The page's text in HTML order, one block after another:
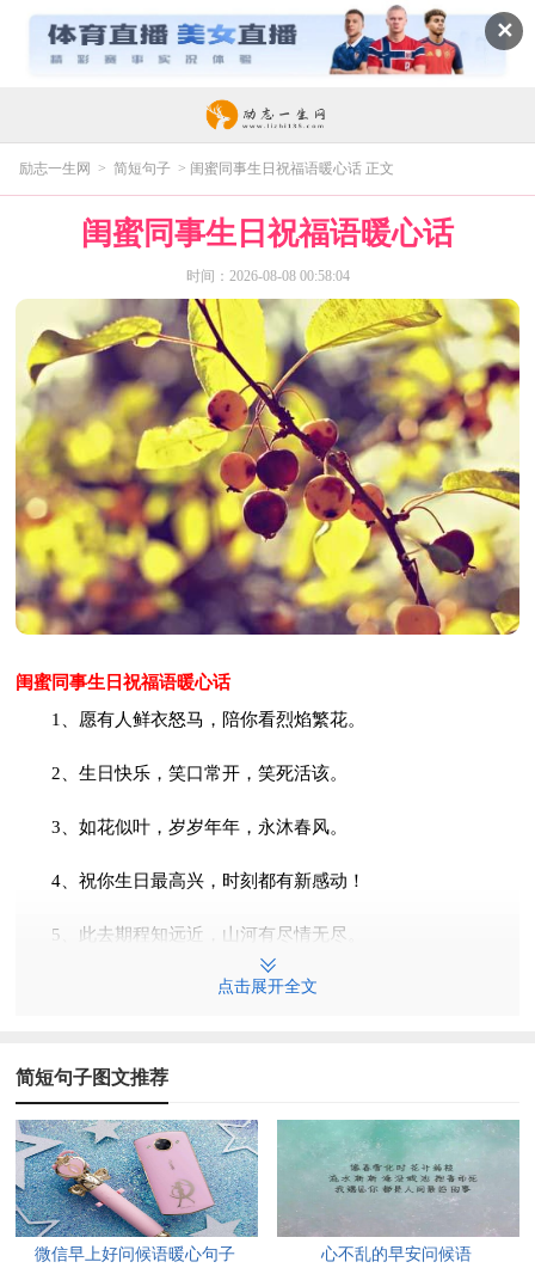
✕
励志一生网 > 简短句子 > 闺蜜同事生日祝福语暖心话 正文
闺蜜同事生日祝福语暖心话
时间：2026-08-08 00:58:04
闺蜜同事生日祝福语暖心话
1、愿有人鲜衣怒马，陪你看烈焰繁花。
2、生日快乐，笑口常开，笑死活该。
3、如花似叶，岁岁年年，永沐春风。
4、祝你生日最高兴，时刻都有新感动！
5、此去期程知远近，山河有尽情无尽。
6、生日快乐，是天天快乐，时时快乐！
9、愿你有勇敢的闺蜜，有牛逼的对手。
10、祝你不止生日快乐，以后日日快乐。
11、希望以后还能和你一直幼稚下去。
点击展开全文
简短句子图文推荐
微信早上好问候语暖心句子 心不乱的早安问候语